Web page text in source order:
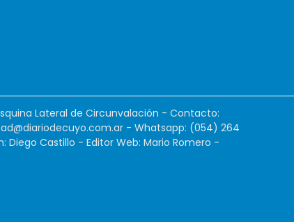
Lateral de Circunvalación - Contacto:
- Whatsapp: (054) 264
Diego Castillo - Editor Web: Mario Romero -